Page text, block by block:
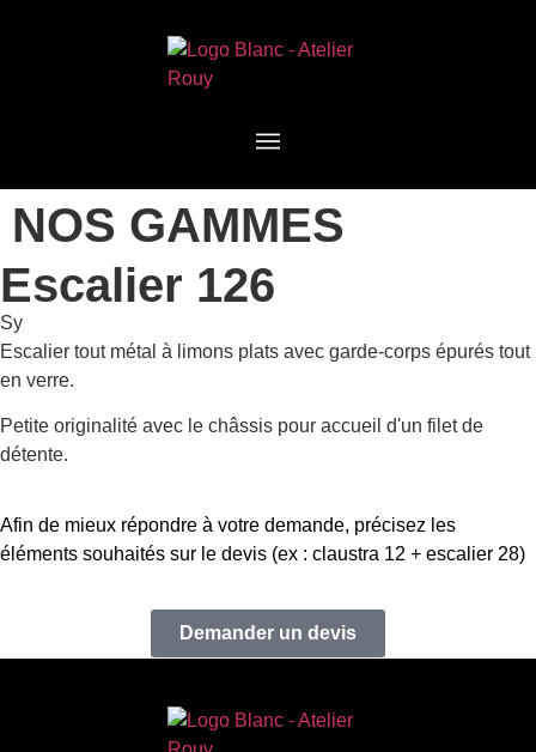
NOS GAMMES
Escalier 126
Sy
Escalier tout métal à limons plats avec garde-corps épurés tout
en verre.
Petite originalité avec le châssis pour accueil d'un filet de
détente.
Afin de mieux répondre à votre demande, précisez les
éléments souhaités sur le devis (ex : claustra 12 + escalier 28)
Demander un devis